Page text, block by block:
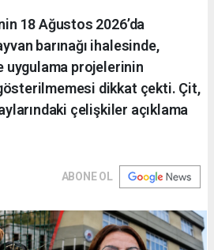
18 Ağustos 2026’da
barınağı ihalesinde,
uygulama projelerinin
dikkat çekti. Çit,
çelişkiler açıklama
ABONE OL